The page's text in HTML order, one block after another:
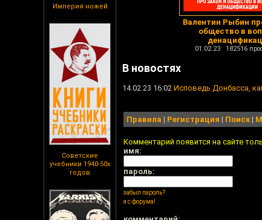
Империя ножей
Советские
учебники 1940-50х
годов
Валентин Рыбин
общество в
01.02.23 182516
В новостях
14.02.23 16:02 Исповедь Донбасса,
Правила | Регистрация | Поиск|
Комментарий появится на сайте
имя:
пароль:
забыл пароль?
я с форума!